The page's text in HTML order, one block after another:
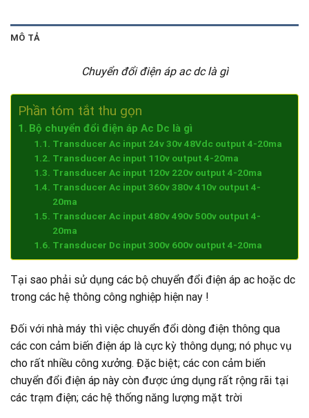
MÔ TẢ
Chuyển đổi điện áp ac dc là gì
Phần tóm tắt thu gọn
Bộ chuyển đổi điện áp Ac Dc là gì
Transducer Ac input 24v 30v 48Vdc output 4-20ma
Transducer Ac input 110v output 4-20ma
Transducer Ac input 120v 220v output 4-20ma
Transducer Ac input 360v 380v 410v output 4-
20ma
Transducer Ac input 480v 490v 500v output 4-
20ma
Transducer Dc input 300v 600v output 4-20ma
Tại sao phải sử dụng các bộ chuyển đổi điện áp ac hoặc dc
trong các hệ thông công nghiệp hiện nay !
Đối với nhà máy thì việc chuyển đổi dòng điện thông qua
các con cảm biến điện áp là cực kỳ thông dụng; nó phục vụ
cho rất nhiều công xưởng. Đặc biệt; các con cảm biến
chuyển đổi điện áp này còn được ứng dụng rất rộng rãi tại
các trạm điện; các hệ thống năng lượng mặt trời